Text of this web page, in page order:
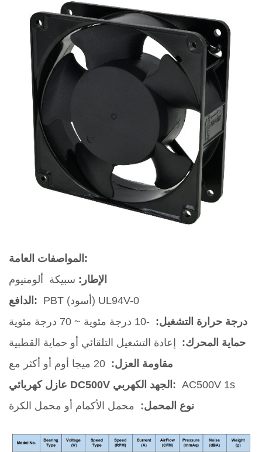
المواصفات العامة:
الإطار: سبيكة ألومنيوم
الدافع:
PBT (أسود) UL94V-0
درجة حرارة التشغيل: -10 درجة مئوية ~ 70 درجة مئوية
حماية المحرك:
إعادة التشغيل التلقائي أو حماية القطبية
مقاومة العزل:
عازل كهربائي DC500V الجهد الكهربي: AC500V 1s
نوع المحمل: محمل الأكمام أو محمل الكرة